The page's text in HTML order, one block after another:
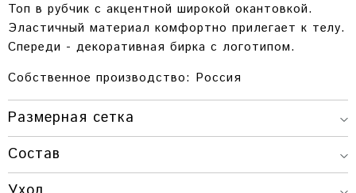
Топ в рубчик с акцентной широкой окантовкой.
Эластичный материал комфортно прилегает к телу.
Спереди - декоративная бирка с логотипом.
Собственное производство: Россия
Размерная сетка
ИЗДЕЛИЯ
ГРУДИ
Состав